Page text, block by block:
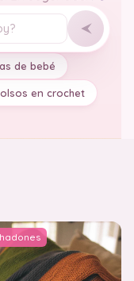
de bebé
en crochet